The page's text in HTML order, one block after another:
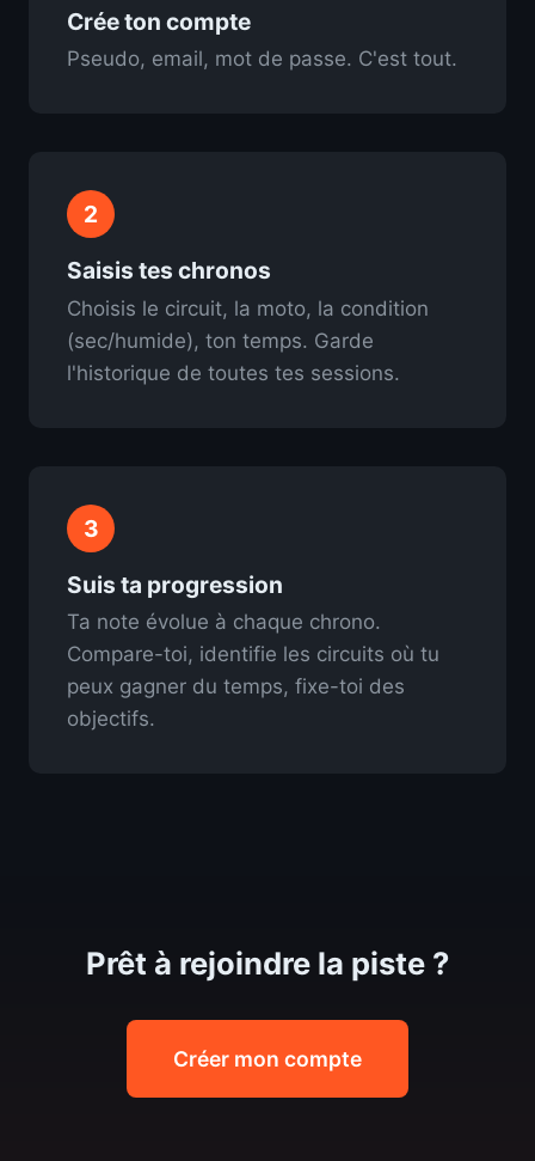
Crée ton compte
Pseudo, email, mot de passe. C'est tout.
2
Saisis tes chronos
Choisis le circuit, la moto, la condition
(sec/humide), ton temps. Garde
l'historique de toutes tes sessions.
3
Suis ta progression
Ta note évolue à chaque chrono.
Compare-toi, identifie les circuits où tu
peux gagner du temps, fixe-toi des
objectifs.
Prêt à rejoindre la piste ?
Créer mon compte